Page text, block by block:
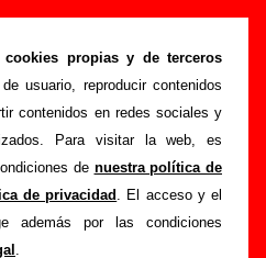
cookies propias y de terceros
usuario, reproducir contenidos
contenidos en redes sociales y
Para visitar la web, es
de nuestra política de
de privacidad . El acceso y el
por las condiciones
.
de Nosoträsh (Letra e
>Hace calor
todo tipo de información
" interpretada porNosoträsh
aparecerá información sobre el
discos en los que está incluido
del mismo, sobre versiones a